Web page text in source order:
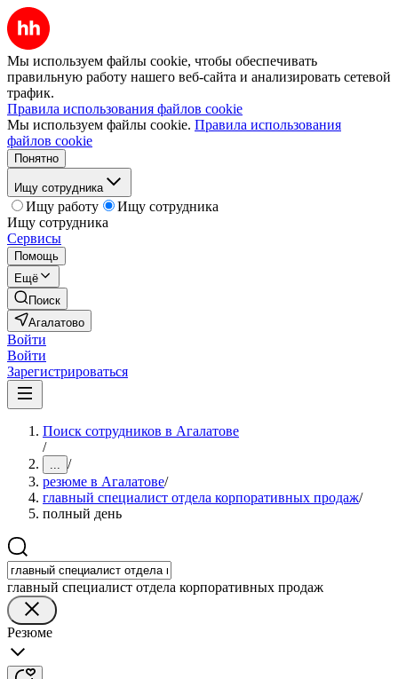
Мы используем файлы cookie, чтобы обеспечивать
правильную работу нашего веб-сайта и анализировать сетевой
трафик.
Правила использования файлов cookie
Мы используем файлы cookie. Правила использования
файлов cookie
Понятно
Ищу сотрудника
Ищу работу
Ищу сотрудника
Ищу сотрудника
Сервисы
Помощь
Ещё
Поиск
Агалатово
Войти
Войти
Зарегистрироваться
Поиск сотрудников в Агалатове
/
... /
резюме в Агалатове/
главный специалист отдела корпоративных продаж/
полный день
главный специалист отдела корпоративных продаж
Резюме